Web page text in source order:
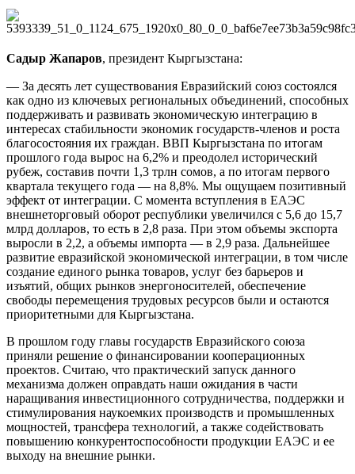
Садыр Жапаров, президент Кыргыз­­с­тана:
— За десять лет существования Евразийский союз состоялся
как одно из ключевых региональных объединений, способных
поддерживать и развивать экономическую интеграцию в
интересах стабильности экономик государств-членов и роста
благосостояния их граждан. ВВП Кыргызстана по итогам
прошлого года вырос на 6,2% и преодолел исторический
рубеж, составив почти 1,3 трлн сомов, а по итогам первого
квартала текущего года — на 8,8%. Мы ощущаем позитивный
эффект от интеграции. С момента вступления в ЕАЭС
внешнеторговый оборот республики увеличился с 5,6 до 15,7
млрд долларов, то есть в 2,8 раза. При этом объемы экспорта
выросли в 2,2, а объемы импорта — в 2,9 раза. Дальнейшее
развитие евразийской экономической интеграции, в том числе
создание единого рынка товаров, услуг без барьеров и
изъятий, общих рынков энергоносителей, обеспечение
свободы перемещения трудовых ресурсов были и остаются
приоритетными для Кыргызстана.
В прошлом году главы государств Евразийского союза
приняли решение о финансировании кооперационных
проектов. Считаю, что практический запуск данного
механизма должен оправдать наши ожидания в части
наращивания инвестиционного сотрудничества, поддержки и
стимулирования наукоемких производств и промышленных
мощностей, трансфера технологий, а также содействовать
повышению конкурентоспособности продукции ЕАЭС и ее
выходу на внешние рынки.